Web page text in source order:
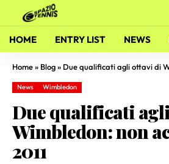
HOME ENTRY LIST NEWS
Home» Blog» Due qualificati agli ottavi di
News Wimbledon
Due qualificati
Wimbledon: non
2011